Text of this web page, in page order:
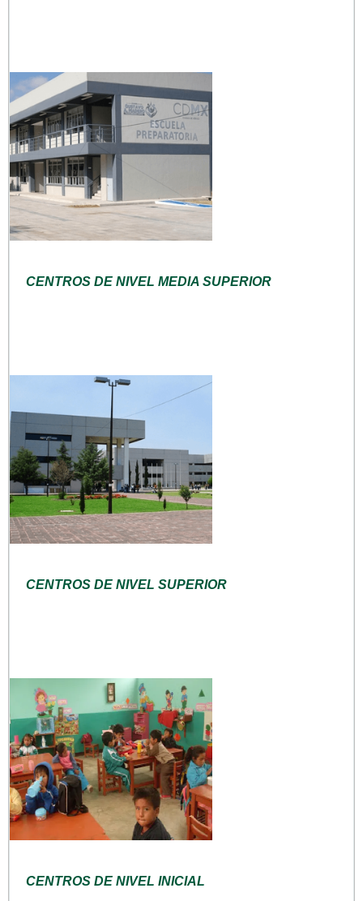
CENTROS DE NIVEL MEDIA SUPERIOR
CENTROS DE NIVEL SUPERIOR
CENTROS DE NIVEL INICIAL